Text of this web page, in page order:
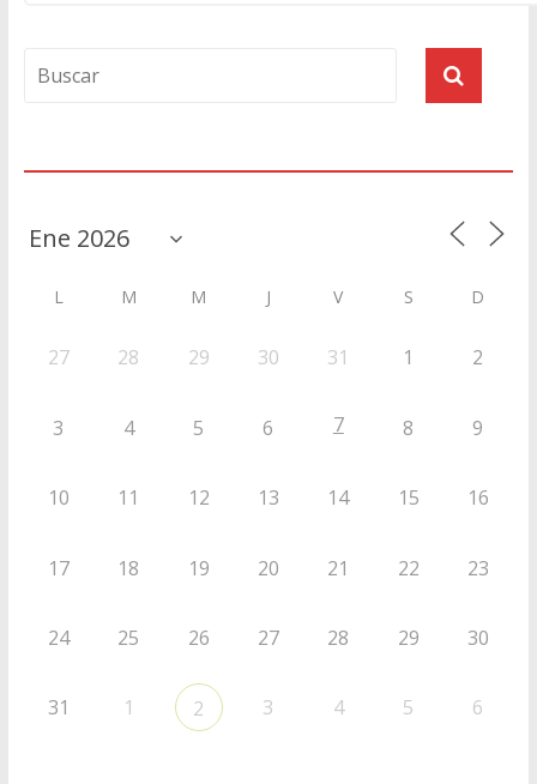
L M M J V S D
27 28 29 30 31 1 2
3 4 5 6 7 8 9
10 11 12 13 14 15 16
17 18 19 20 21 22 23
24 25 26 27 28 29 30
31 1 2 3 4 5 6